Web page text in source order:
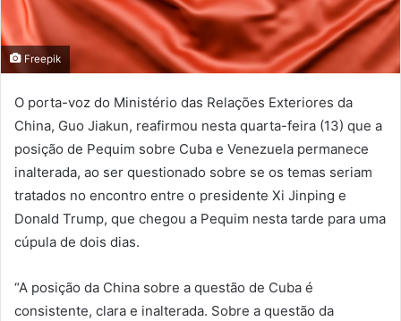
Freepik
O porta-voz do Ministério das Relações Exteriores da
China, Guo Jiakun, reafirmou nesta quarta-feira (13) que a
posição de Pequim sobre Cuba e Venezuela permanece
inalterada, ao ser questionado sobre se os temas seriam
tratados no encontro entre o presidente Xi Jinping e
Donald Trump, que chegou a Pequim nesta tarde para uma
cúpula de dois dias.
“A posição da China sobre a questão de Cuba é
consistente, clara e inalterada. Sobre a questão da